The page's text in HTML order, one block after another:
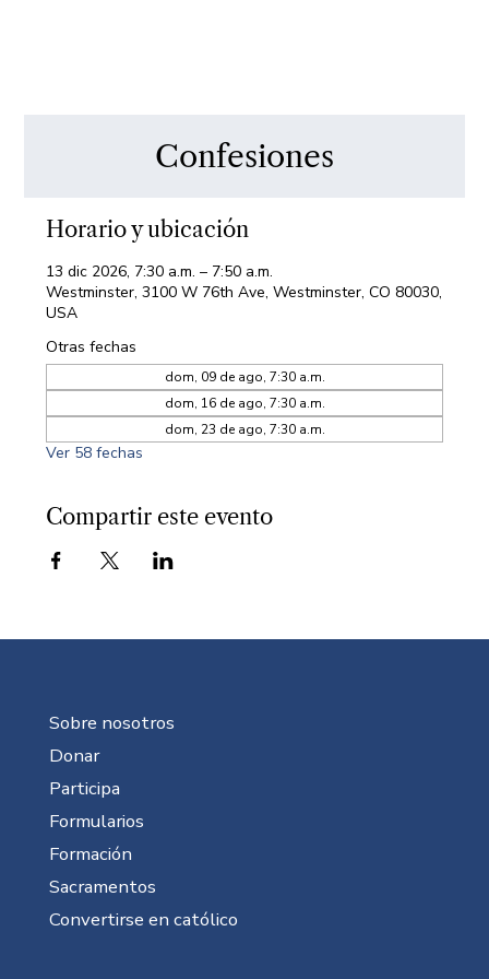
Confesiones
Horario y ubicación
13 dic 2026, 7:30 a.m. – 7:50 a.m.
Westminster, 3100 W 76th Ave, Westminster, CO 80030,
USA
Otras fechas
dom, 09 de ago, 7:30 a.m.
dom, 16 de ago, 7:30 a.m.
dom, 23 de ago, 7:30 a.m.
Ver 58 fechas
Compartir este evento
Sobre nosotros
Donar
Participa
Formularios
Formación
Sacramentos
Convertirse en católico